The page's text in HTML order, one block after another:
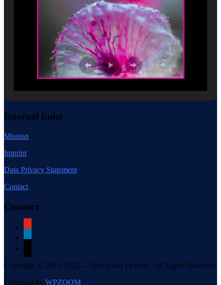
Internal links
Mission
Imprint
Data Privacy Statement
Contact
Connect
Copyright © 2015-2023 — Devocean Pictures. All Rights Reserved
Designed by WPZOOM